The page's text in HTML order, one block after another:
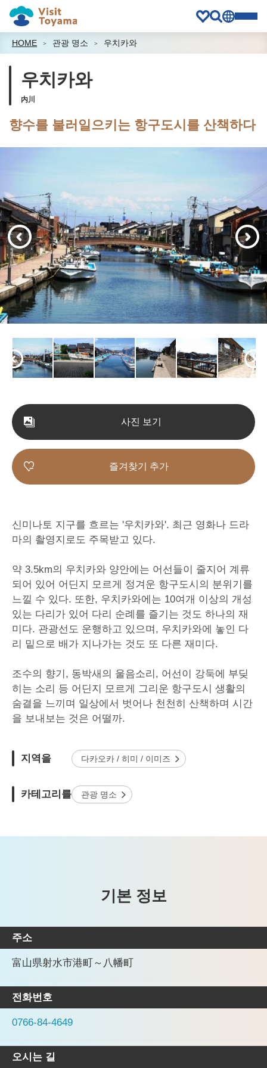
HOME 관광 명소 우치카와
우치카와
内川
향수를 불러일으키는 항구도시를 산책하다
사진 보기
즐겨찾기 추가
신미나토 지구를 흐르는 '우치카와'. 최근 영화나 드라
마의 촬영지로도 주목받고 있다.
약 3.5km의 우치카와 양안에는 어선들이 줄지어 계류
되어 있어 어딘지 모르게 정겨운 항구도시의 분위기를
느낄 수 있다. 또한, 우치카와에는 10여개 이상의 개성
있는 다리가 있어 다리 순례를 즐기는 것도 하나의 재
미다. 관광선도 운행하고 있으며, 우치카와에 놓인 다
리 밑으로 배가 지나가는 것도 또 다른 재미다.
조수의 향기, 동박새의 울음소리, 어선이 강둑에 부딪
히는 소리 등 어딘지 모르게 그리운 항구도시 생활의
숨결을 느끼며 일상에서 벗어나 천천히 산책하며 시간
을 보내보는 것은 어떨까.
지역을 다카오카 / 히미 / 이미즈
카테고리를 관광 명소
기본 정보
주소
富山県射水市港町～八幡町
전화번호
0766-84-4649
오시는 길